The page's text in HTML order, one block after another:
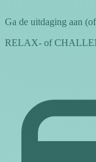
Ga de uitdaging aan
RELAX- of